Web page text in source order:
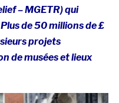
– MGETR) qui
de 50 millions de £
projets
de musées et lieux